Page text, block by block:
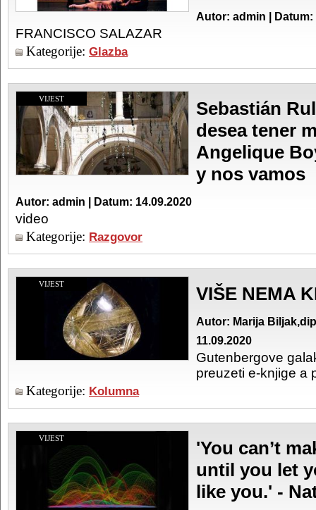
Autor: admin | Datum:
FRANCISCO SALAZAR
Kategorije: Glazba
VIJEST
Sebastián
desea tener
Angelique
y nos vamos
Autor: admin | Datum: 14.09.2020
video
Kategorije: Razgovor
VIJEST VIŠE NEMA
Autor: Marija
11.09.2020
Gutenbergove
preuzeti e-knjige a
Kategorije: Kolumna
VIJEST
'You can’t
until you let
like you.' -